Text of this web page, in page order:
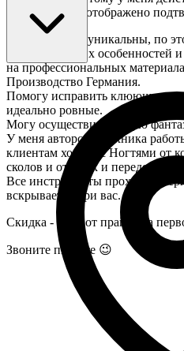
В фото у меня отображено
Каждые ногти уникальны, по
изходя из ваших
на профессиональных
Производство Германия.
Помогу исправить клюющие
идеально ровные.
Могу осуществить любую
У меня авторская техника
клиентам ходить с Ногтями от
сколов и отслоек и переделок.
Все инструменты проходят
вскрывается при вас.
Скидка - 1000 от прайса на
Звоните пишите 😉